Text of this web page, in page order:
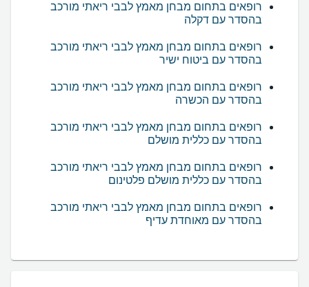
רופאים בתחום מבחן מאמץ לבבי ריאתי מורכב
בהסדר עם דקלה
רופאים בתחום מבחן מאמץ לבבי ריאתי מורכב
בהסדר עם ביטוח ישיר
רופאים בתחום מבחן מאמץ לבבי ריאתי מורכב
בהסדר עם הכשרה
רופאים בתחום מבחן מאמץ לבבי ריאתי מורכב
בהסדר עם כללית מושלם
רופאים בתחום מבחן מאמץ לבבי ריאתי מורכב
בהסדר עם כללית מושלם פלטינום
רופאים בתחום מבחן מאמץ לבבי ריאתי מורכב
בהסדר עם מאוחדת עדיף